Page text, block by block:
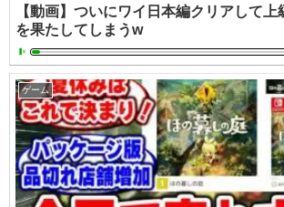
【動画】ついにワイ日本編クリアして上
を果たしてしまうw
ゲーム